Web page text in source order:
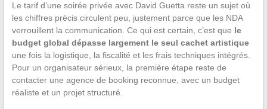
Le tarif d’une soirée privée avec David Guetta reste un sujet où
les chiffres précis circulent peu, justement parce que les NDA
verrouillent la communication. Ce qui est certain, c’est que le
budget global dépasse largement le seul cachet artistique
une fois la logistique, la fiscalité et les frais techniques intégrés.
Pour un organisateur sérieux, la première étape reste de
contacter une agence de booking reconnue, avec un budget
réaliste et un projet structuré.